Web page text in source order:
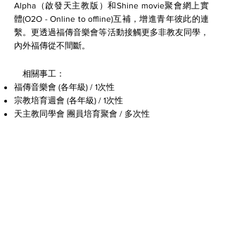
Alpha（啟發天主教版）和Shine movie聚會網上實
體(O2O - Online to offline)互補，增進青年彼此的連
繫。更透過福傳音樂會等活動接觸更多非教友同學，
內外福傳從不間斷。
​ 相關事工：
福傳音樂會 (各年級) / 1次性
宗教培育週會 (各年級) / 1次性
天主教同學會 團員培育聚會 / 多次性